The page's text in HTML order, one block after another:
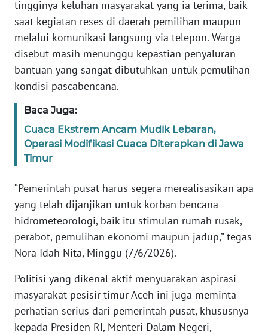
tingginya keluhan masyarakat yang ia terima, baik
saat kegiatan reses di daerah pemilihan maupun
melalui komunikasi langsung via telepon. Warga
disebut masih menunggu kepastian penyaluran
bantuan yang sangat dibutuhkan untuk pemulihan
kondisi pascabencana.
Baca Juga:
Cuaca Ekstrem Ancam Mudik Lebaran,
Operasi Modifikasi Cuaca Diterapkan di Jawa
Timur
“Pemerintah pusat harus segera merealisasikan apa
yang telah dijanjikan untuk korban bencana
hidrometeorologi, baik itu stimulan rumah rusak,
perabot, pemulihan ekonomi maupun jadup,” tegas
Nora Idah Nita, Minggu (7/6/2026).
Politisi yang dikenal aktif menyuarakan aspirasi
masyarakat pesisir timur Aceh ini juga meminta
perhatian serius dari pemerintah pusat, khususnya
kepada Presiden RI, Menteri Dalam Negeri,
PEDOMAN
MEDIA
SIBER
REDAKSI
DISCLAIMER
Wahana
Regional
WN
JAKARTA
WN
JABAR